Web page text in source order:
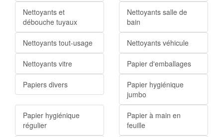
Nettoyants et
débouche tuyaux
Nettoyants salle de
bain
Nettoyants tout-usage Nettoyants véhicule
Nettoyants vitre Papier d'emballages
Papiers divers
Papier hygiénique
jumbo
Papier hygiénique
régulier
Papier à main en
feuille